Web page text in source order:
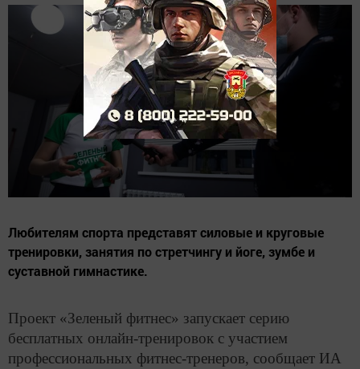
Любителям спорта представят силовые и круговые
тренировки, занятия по стретчингу и йоге, зумбе и
суставной гимнастике.
Проект «Зеленый фитнес» запускает серию
бесплатных онлайн-тренировок с участием
профессиональных фитнес-тренеров, сообщает ИА